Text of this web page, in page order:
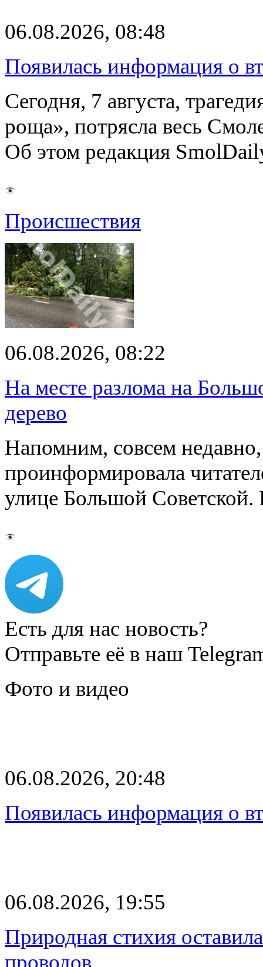
06.08.2026, 08:48
Появилась информация о
Сегодня, 7 августа,
роща», потрясла весь
Об этом редакция
Происшествия
06.08.2026, 08:22
На месте разлома на
дерево
Напомним, совсем
проинформировала
улице Большой Советской.
Есть для нас новость?
Отправьте её в наш
Фото и видео
06.08.2026, 20:48
Появилась информация о
06.08.2026, 19:55
Природная стихия
проводов